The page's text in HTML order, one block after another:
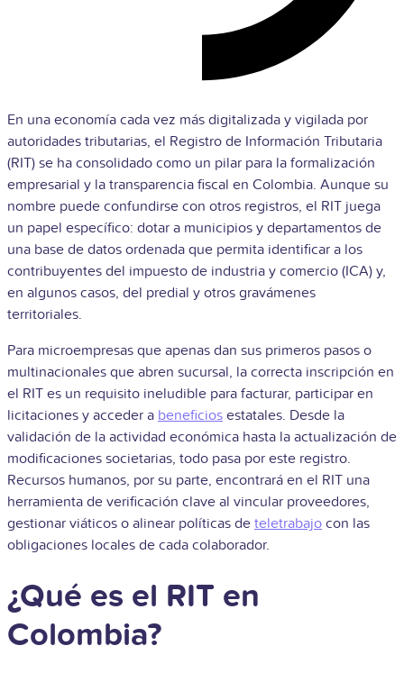
En una economía cada vez más digitalizada y vigilada por
autoridades tributarias, el Registro de Información Tributaria
(RIT) se ha consolidado como un pilar para la formalización
empresarial y la transparencia fiscal en Colombia. Aunque su
nombre puede confundirse con otros registros, el RIT juega
un papel específico: dotar a municipios y departamentos de
una base de datos ordenada que permita identificar a los
contribuyentes del impuesto de industria y comercio (ICA) y,
en algunos casos, del predial y otros gravámenes
territoriales.
Para microempresas que apenas dan sus primeros pasos o
multinacionales que abren sucursal, la correcta inscripción en
el RIT es un requisito ineludible para facturar, participar en
licitaciones y acceder a beneficios estatales. Desde la
validación de la actividad económica hasta la actualización de
modificaciones societarias, todo pasa por este registro.
Recursos humanos, por su parte, encontrará en el RIT una
herramienta de verificación clave al vincular proveedores,
gestionar viáticos o alinear políticas de teletrabajo con las
obligaciones locales de cada colaborador.
¿Qué es el RIT en
Colombia?